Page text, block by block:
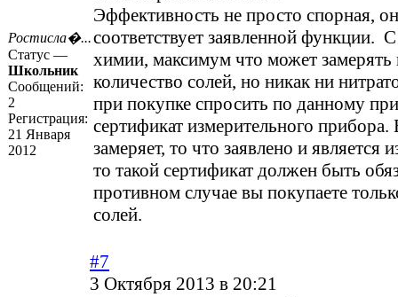
Ростисла�...
Статус —
Школьник
Сообщений:
2
Регистрация:
21 Января
2012
Эффективность не просто спорная,
соответствует заявленной функции.
химии, максимум что может замерять
количество солей, но никак ни
при покупке спросить по данному
сертификат измерительного
замеряет, то что заявлено и является
то такой сертификат должен быть
противном случае вы покупаете
солей.
#7
3 Октября 2013 в 20:21